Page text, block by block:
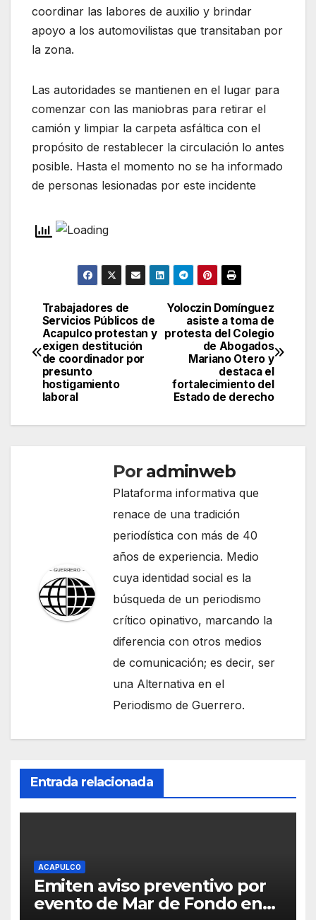
coordinar las labores de auxilio y brindar
apoyo a los automovilistas que transitaban por
la zona.
Las autoridades se mantienen en el lugar para
comenzar con las maniobras para retirar el
camión y limpiar la carpeta asfáltica con el
propósito de restablecer la circulación lo antes
posible. Hasta el momento no se ha informado
de personas lesionadas por este incidente
Navegación
de
entradas
Yoloczin Domínguez
asiste a toma de
protesta del Colegio
de Abogados
Mariano Otero y
destaca el
fortalecimiento del
Estado de derecho
Trabajadores de
Servicios Públicos de
Acapulco protestan y
exigen destitución
de coordinador por
presunto
hostigamiento
laboral
Por adminweb
Plataforma informativa que
renace de una tradición
periodística con más de 40
años de experiencia. Medio
cuya identidad social es la
búsqueda de un periodismo
crítico opinativo, marcando la
diferencia con otros medios
de comunicación; es decir, ser
una Alternativa en el
Periodismo de Guerrero.
Entrada relacionada
ACAPULCO
Emiten aviso preventivo por
evento de Mar de Fondo en